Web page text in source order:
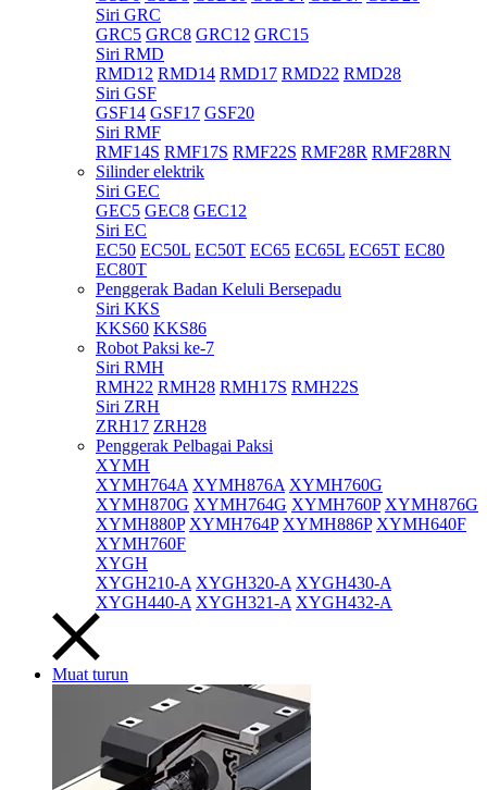
Siri GRC
GRC5 GRC8 GRC12 GRC15
Siri RMD
RMD12 RMD14 RMD17 RMD22 RMD28
Siri GSF
GSF14 GSF17 GSF20
Siri RMF
RMF14S RMF17S RMF22S RMF28R RMF28RN
Silinder elektrik
Siri GEC
GEC5 GEC8 GEC12
Siri EC
EC50 EC50L EC50T EC65 EC65L EC65T EC80
EC80T
Penggerak Badan Keluli Bersepadu
Siri KKS
KKS60 KKS86
Robot Paksi ke-7
Siri RMH
RMH22 RMH28 RMH17S RMH22S
Siri ZRH
ZRH17 ZRH28
Penggerak Pelbagai Paksi
XYMH
XYMH764A XYMH876A XYMH760G
XYMH870G XYMH764G XYMH760P XYMH876G
XYMH880P XYMH764P XYMH886P XYMH640F
XYMH760F
XYGH
XYGH210-A XYGH320-A XYGH430-A
XYGH440-A XYGH321-A XYGH432-A
Muat turun